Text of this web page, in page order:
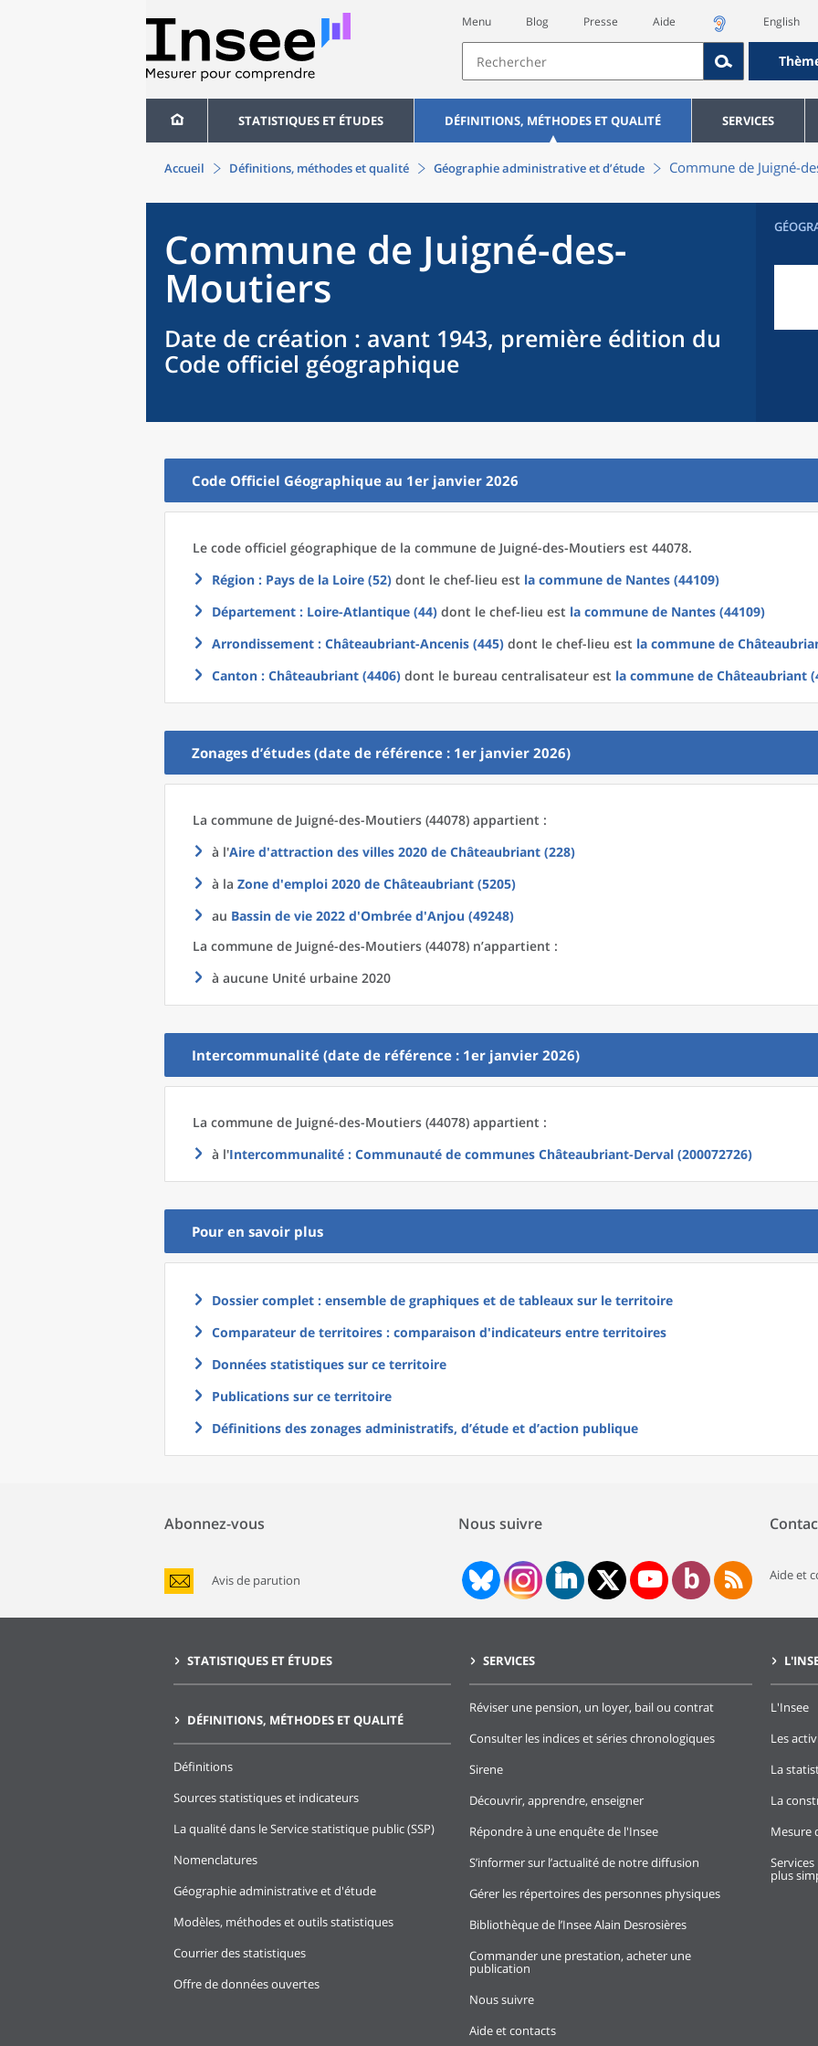
Menu Blog Presse Aide English
STATISTIQUES ET ÉTUDES DÉFINITIONS, MÉTHODES ET QUALITÉ SERVICES
Accueil Définitions, méthodes et qualité Géographie administrative et d’étude Commune de Juigné-
Commune de Juigné-des-
Moutiers
Date de création : avant 1943, première édition du
Code officiel géographique
Code Officiel Géographique au 1er janvier 2026
Le code officiel géographique de la commune de Juigné-des-Moutiers est 44078.
Région : Pays de la Loire (52) dont le chef-lieu est la commune de Nantes (44109)
Département : Loire-Atlantique (44) dont le chef-lieu est la commune de Nantes (44109)
Arrondissement : Châteaubriant-Ancenis (445) dont le chef-lieu est la commune de
Canton : Châteaubriant (4406) dont le bureau centralisateur est la commune de Châteaubriant
Zonages d’études (date de référence : 1er janvier 2026)
La commune de Juigné-des-Moutiers (44078) appartient :
à l'Aire d'attraction des villes 2020 de Châteaubriant (228)
à la Zone d'emploi 2020 de Châteaubriant (5205)
au Bassin de vie 2022 d'Ombrée d'Anjou (49248)
La commune de Juigné-des-Moutiers (44078) n’appartient :
à aucune Unité urbaine 2020
Intercommunalité (date de référence : 1er janvier 2026)
La commune de Juigné-des-Moutiers (44078) appartient :
à l'Intercommunalité : Communauté de communes Châteaubriant-Derval (200072726)
Pour en savoir plus
Dossier complet : ensemble de graphiques et de tableaux sur le territoire
Comparateur de territoires : comparaison d'indicateurs entre territoires
Données statistiques sur ce territoire
Publications sur ce territoire
Définitions des zonages administratifs, d’étude et d’action publique
Abonnez-vous
Avis de parution
Nous suivre
Aide et
STATISTIQUES ET ÉTUDES
DÉFINITIONS, MÉTHODES ET QUALITÉ
Définitions
Sources statistiques et indicateurs
La qualité dans le Service statistique public (SSP)
Nomenclatures
Géographie administrative et d'étude
Modèles, méthodes et outils statistiques
Courrier des statistiques
Offre de données ouvertes
SERVICES
Réviser une pension, un loyer, bail ou contrat
Consulter les indices et séries chronologiques
Sirene
Découvrir, apprendre, enseigner
Répondre à une enquête de l'Insee
S’informer sur l’actualité de notre diffusion
Gérer les répertoires des personnes physiques
Bibliothèque de l’Insee Alain Desrosières
Commander une prestation, acheter une
publication
Nous suivre
Aide et contacts
L'Insee
Les
La
La
Mesure
plus